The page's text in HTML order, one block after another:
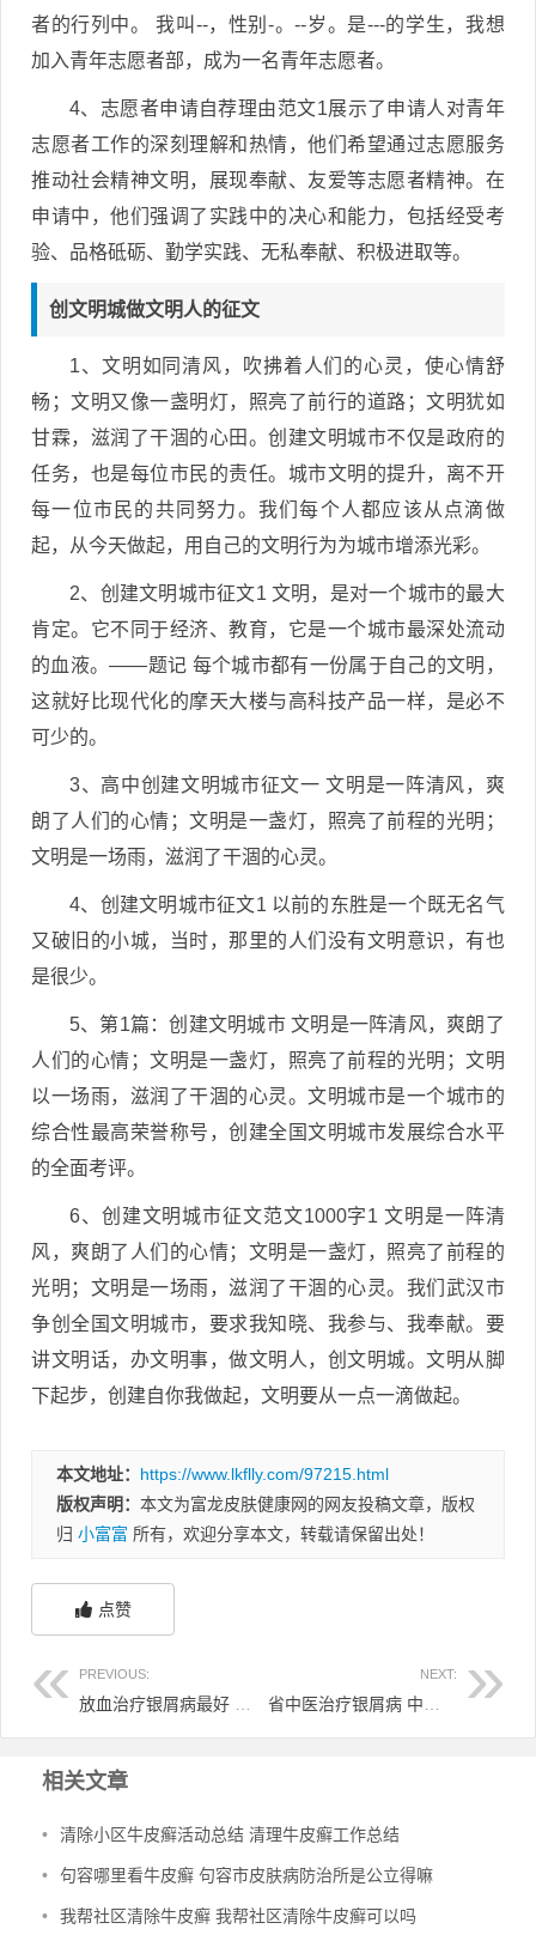
者的行列中。 我叫--，性别-。--岁。是---的学生，我想
加入青年志愿者部，成为一名青年志愿者。
4、志愿者申请自荐理由范文1展示了申请人对青年
志愿者工作的深刻理解和热情，他们希望通过志愿服务
推动社会精神文明，展现奉献、友爱等志愿者精神。在
申请中，他们强调了实践中的决心和能力，包括经受考
验、品格砥砺、勤学实践、无私奉献、积极进取等。
创文明城做文明人的征文
1、文明如同清风，吹拂着人们的心灵，使心情舒
畅；文明又像一盏明灯，照亮了前行的道路；文明犹如
甘霖，滋润了干涸的心田。创建文明城市不仅是政府的
任务，也是每位市民的责任。城市文明的提升，离不开
每一位市民的共同努力。我们每个人都应该从点滴做
起，从今天做起，用自己的文明行为为城市增添光彩。
2、创建文明城市征文1 文明，是对一个城市的最大
肯定。它不同于经济、教育，它是一个城市最深处流动
的血液。——题记 每个城市都有一份属于自己的文明，
这就好比现代化的摩天大楼与高科技产品一样，是必不
可少的。
3、高中创建文明城市征文一 文明是一阵清风，爽
朗了人们的心情；文明是一盏灯，照亮了前程的光明；
文明是一场雨，滋润了干涸的心灵。
4、创建文明城市征文1 以前的东胜是一个既无名气
又破旧的小城，当时，那里的人们没有文明意识，有也
是很少。
5、第1篇：创建文明城市 文明是一阵清风，爽朗了
人们的心情；文明是一盏灯，照亮了前程的光明；文明
以一场雨，滋润了干涸的心灵。文明城市是一个城市的
综合性最高荣誉称号，创建全国文明城市发展综合水平
的全面考评。
6、创建文明城市征文范文1000字1 文明是一阵清
风，爽朗了人们的心情；文明是一盏灯，照亮了前程的
光明；文明是一场雨，滋润了干涸的心灵。我们武汉市
争创全国文明城市，要求我知晓、我参与、我奉献。要
讲文明话，办文明事，做文明人，创文明城。文明从脚
下起步，创建自你我做起，文明要从一点一滴做起。
本文地址： https://www.lkflly.com/97215.html
版权声明： 本文为富龙皮肤健康网的网友投稿文章，版权
归 小富富 所有，欢迎分享本文，转载请保留出处！
点赞
PREVIOUS: NEXT:
相关文章
• 清除小区牛皮癣活动总结 清理牛皮癣工作总结
• 句容哪里看牛皮癣 句容市皮肤病防治所是公立得嘛
• 我帮社区清除牛皮癣 我帮社区清除牛皮癣可以吗